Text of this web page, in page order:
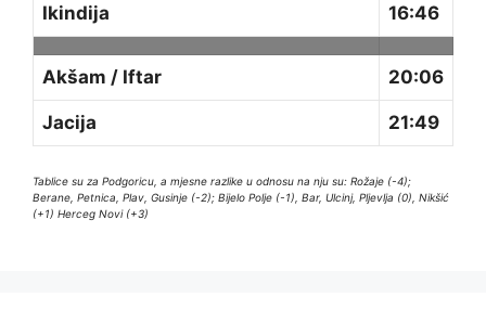
Ikindija 16:46
Akšam / Iftar 20:06
Jacija 21:49
Tablice su za Podgoricu, a mjesne razlike u odnosu na nju su: Rožaje (-4);
Berane, Petnica, Plav, Gusinje (-2); Bijelo Polje (-1), Bar, Ulcinj, Pljevlja (0), Nikšić
(+1) Herceg Novi (+3)